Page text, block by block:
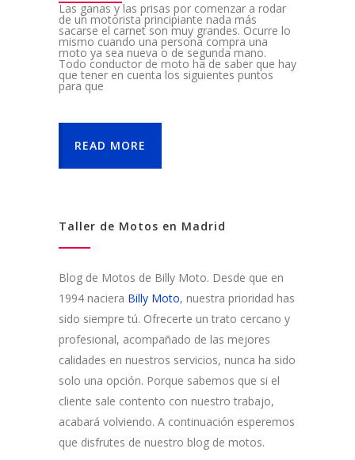
Las ganas y las prisas por comenzar a rodar
de un motorista principiante nada más
sacarse el carnet son muy grandes. Ocurre lo
mismo cuando una persona compra una
moto ya sea nueva o de segunda mano.
Todo conductor de moto ha de saber que hay
que tener en cuenta los siguientes puntos
para que
READ MORE
Taller de Motos en Madrid
Blog de Motos de Billy Moto. Desde que en
1994 naciera Billy Moto, nuestra prioridad has
sido siempre tú. Ofrecerte un trato cercano y
profesional, acompañado de las mejores
calidades en nuestros servicios, nunca ha sido
solo una opción. Porque sabemos que si el
cliente sale contento con nuestro trabajo,
acabará volviendo. A continuación esperemos
que disfrutes de nuestro blog de motos.